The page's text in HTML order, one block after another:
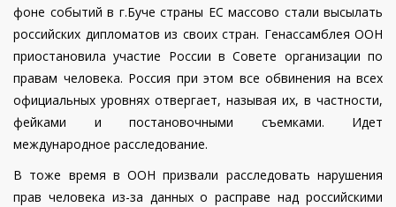
фоне событий в г.Буче страны ЕС массово стали высылать
российских дипломатов из своих стран. Генассамблея ООН
приостановила участие России в Совете организации по
правам человека. Россия при этом все обвинения на всех
официальных уровнях отвергает, называя их, в частности,
фейками и постановочными съемками. Идет
международное расследование.
В тоже время в ООН призвали расследовать нарушения
прав человека из-за данныхо расправе над российскими